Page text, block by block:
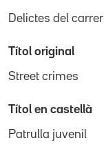
Delictes del carrer
Títol original
Street crimes
Títol en castellà
Patrulla juvenil